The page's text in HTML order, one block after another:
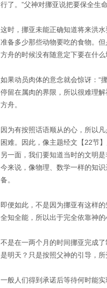
行了。”父神对挪亚说把要保全生
这时，挪亚未能正确知道将来洪
准备多少那些动物要吃的食物。
方舟的时候没有随意定下要在什
如果动员肉体的意念就会惊讶：“
停留在属肉的界限，所以很难理
方舟。
因为有按照话语顺从的心，所以
困难。因此，像主题经文【22节
另一面，我们要知道当时的文明
今来说，像物理、数学一样的知
备。
即便如此，不是因为挪亚有这样
全知全能，所以出于完全依靠神的
不是在一两个月的时间挪亚完成
是明天？只是按照父神的引导，
一般人们得到承诺后等待何时能